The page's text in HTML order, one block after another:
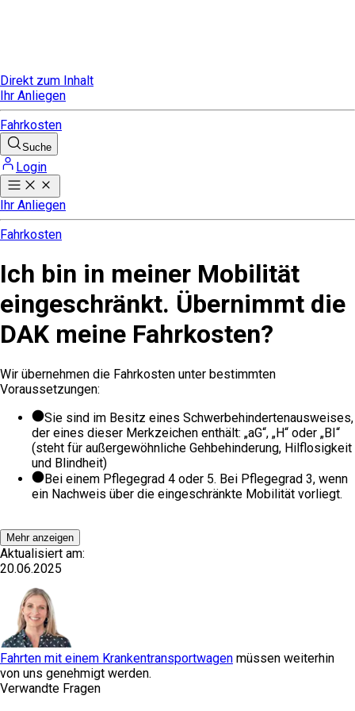
Direkt zum Inhalt
Ihr Anliegen
Fahrkosten
Suche
Login
Ihr Anliegen
Fahrkosten
Ich bin in meiner Mobilität
eingeschränkt. Übernimmt die
DAK meine Fahrkosten?
Wir übernehmen die Fahrkosten unter bestimmten
Voraussetzungen:
Sie sind im Besitz eines Schwerbehindertenausweises,
der eines dieser Merkzeichen enthält: „aG“, „H“ oder „BI“
(steht für außergewöhnliche Gehbehinderung, Hilflosigkeit
und Blindheit)
Bei einem Pflegegrad 4 oder 5. Bei Pflegegrad 3, wenn
ein Nachweis über die eingeschränkte Mobilität vorliegt.
Mehr anzeigen
Aktualisiert am:
20.06.2025
Fahrten mit einem Krankentransportwagen müssen weiterhin
von uns genehmigt werden.
Verwandte Fragen